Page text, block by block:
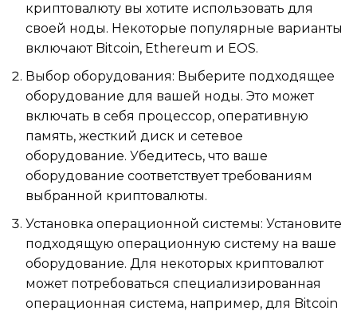
криптовалюту вы хотите использовать для
своей ноды. Некоторые популярные варианты
включают Bitcoin, Ethereum и EOS.
Выбор оборудования: Выберите подходящее
оборудование для вашей ноды. Это может
включать в себя процессор, оперативную
память, жесткий диск и сетевое
оборудование. Убедитесь, что ваше
оборудование соответствует требованиям
выбранной криптовалюты.
Установка операционной системы: Установите
подходящую операционную систему на ваше
оборудование. Для некоторых криптовалют
может потребоваться специализированная
операционная система, например, для Bitcoin